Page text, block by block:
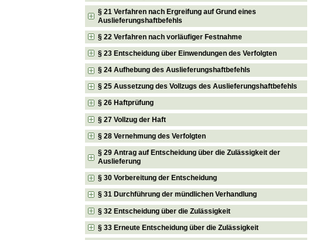
§ 21 Verfahren nach Ergreifung auf Grund eines
Auslieferungshaftbefehls
§ 22 Verfahren nach vorläufiger Festnahme
§ 23 Entscheidung über Einwendungen des Verfolgten
§ 24 Aufhebung des Auslieferungshaftbefehls
§ 25 Aussetzung des Vollzugs des Auslieferungshaftbefehls
§ 26 Haftprüfung
§ 27 Vollzug der Haft
§ 28 Vernehmung des Verfolgten
§ 29 Antrag auf Entscheidung über die Zulässigkeit der
Auslieferung
§ 30 Vorbereitung der Entscheidung
§ 31 Durchführung der mündlichen Verhandlung
§ 32 Entscheidung über die Zulässigkeit
§ 33 Erneute Entscheidung über die Zulässigkeit